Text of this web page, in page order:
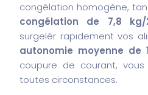
congélation homogène,
congélation de 7,8 kg/
surgelér rapidement vos
autonomie moyenne de
coupure de courant,
toutes circonstances.